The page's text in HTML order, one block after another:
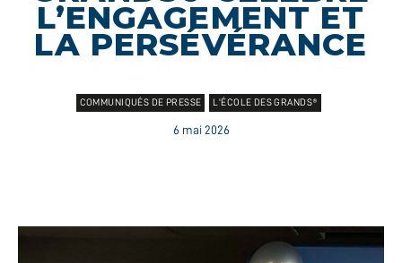
L’ENGAGEMENT ET
LA PERSÉVÉRANCE
COMMUNIQUÉS DE PRESSE L'ÉCOLE DES GRANDS®
6 mai 2026